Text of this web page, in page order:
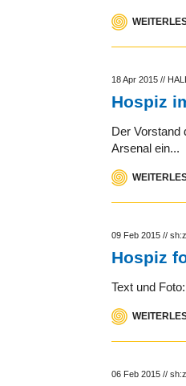
18 Apr 2015 //
Hospiz
Der Vorstand
Arsenal ein...
09 Feb 2015 //
Hospiz
Text und
06 Feb 2015 //